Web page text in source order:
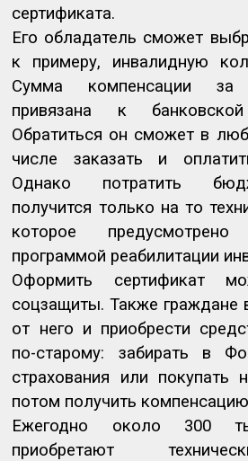
сертификата.
Его обладатель сможет
к примеру, инвалидную
Сумма компенсации за
привязана к
Обратиться он сможет в
числе заказать и
Однако потратить
получится только на то
которое предусмотрено
программой реабилитации
Оформить сертификат
соцзащиты. Также граждане
от него и приобрести
по-старому: забирать в
страхования или покупать
потом получить
Ежегодно около 300
приобретают